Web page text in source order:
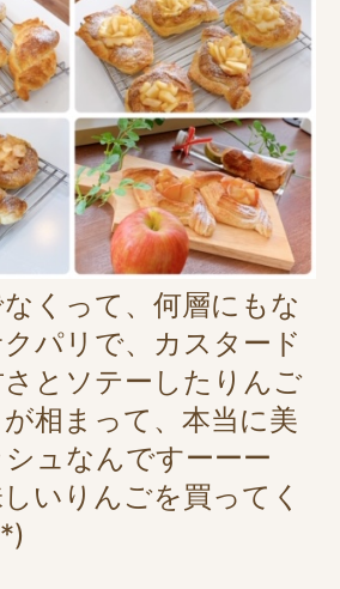
くって、何層にもな
パリで、カスタード
とソテーしたりんご
相まって、本当に美
ュなんですーーー
いりんごを買ってく